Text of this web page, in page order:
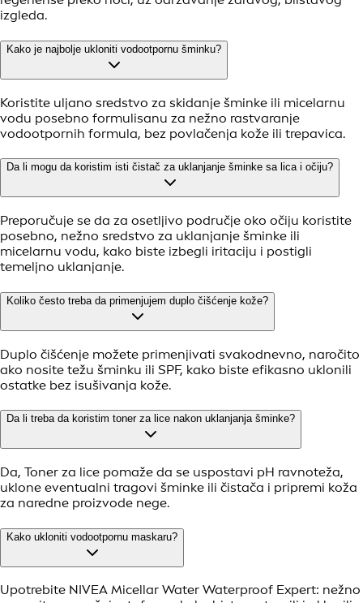
izgleda.
Kako je najbolje ukloniti vodootpornu šminku?
Koristite uljano sredstvo za skidanje šminke ili micelarnu
vodu posebno formulisanu za nežno rastvaranje
vodootpornih formula, bez povlačenja kože ili trepavica.
Da li mogu da koristim isti čistač za uklanjanje šminke sa lica i očiju?
Preporučuje se da za osetljivo područje oko očiju koristite
posebno, nežno sredstvo za uklanjanje šminke ili
micelarnu vodu, kako biste izbegli iritaciju i postigli
temeljno uklanjanje.
Koliko često treba da primenjujem duplo čišćenje kože?
Duplo čišćenje možete primenjivati svakodnevno, naročito
ako nosite težu šminku ili SPF, kako biste efikasno uklonili
ostatke bez isušivanja kože.
Da li treba da koristim toner za lice nakon uklanjanja šminke?
Da, Toner za lice pomaže da se uspostavi pH ravnoteža,
uklone eventualni tragovi šminke ili čistača i pripremi koža
za naredne proizvode nege.
Kako ukloniti vodootpornu maskaru?
Upotrebite NIVEA Micellar Water Waterproof Expert: nežno